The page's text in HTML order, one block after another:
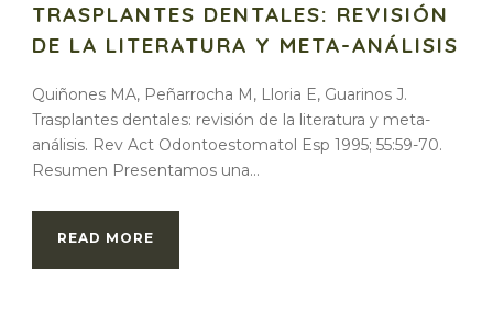
TRASPLANTES DENTALES: REVISIÓN
DE LA LITERATURA Y META-ANÁLISIS
Quiñones MA, Peñarrocha M, Lloria E, Guarinos J.
Trasplantes dentales: revisión de la literatura y meta-
análisis. Rev Act Odontoestomatol Esp 1995; 55:59-70.
Resumen Presentamos una...
READ MORE